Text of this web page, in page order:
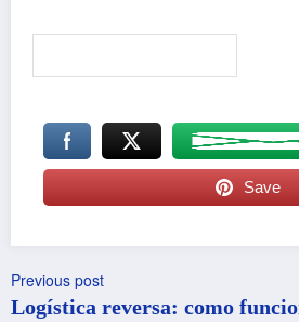
Save
Previous post
Logística reversa: como